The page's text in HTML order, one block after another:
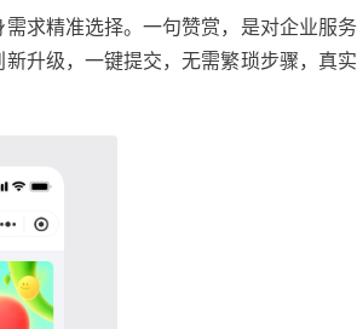
求精准选择。一句赞赏，是对企业服务
升级，一键提交，无需繁琐步骤，真实